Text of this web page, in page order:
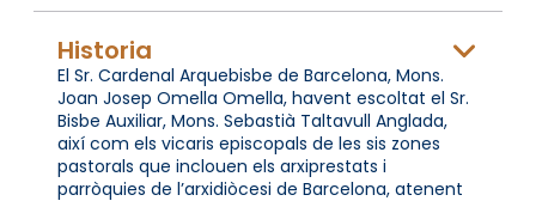
Historia
El Sr. Cardenal Arquebisbe de Barcelona, Mons.
Joan Josep Omella Omella, havent escoltat el Sr.
Bisbe Auxiliar, Mons. Sebastià Taltavull Anglada,
així com els vicaris episcopals de les sis zones
pastorals que inclouen els arxiprestats i
parròquies de l’arxidiòcesi de Barcelona, atenent